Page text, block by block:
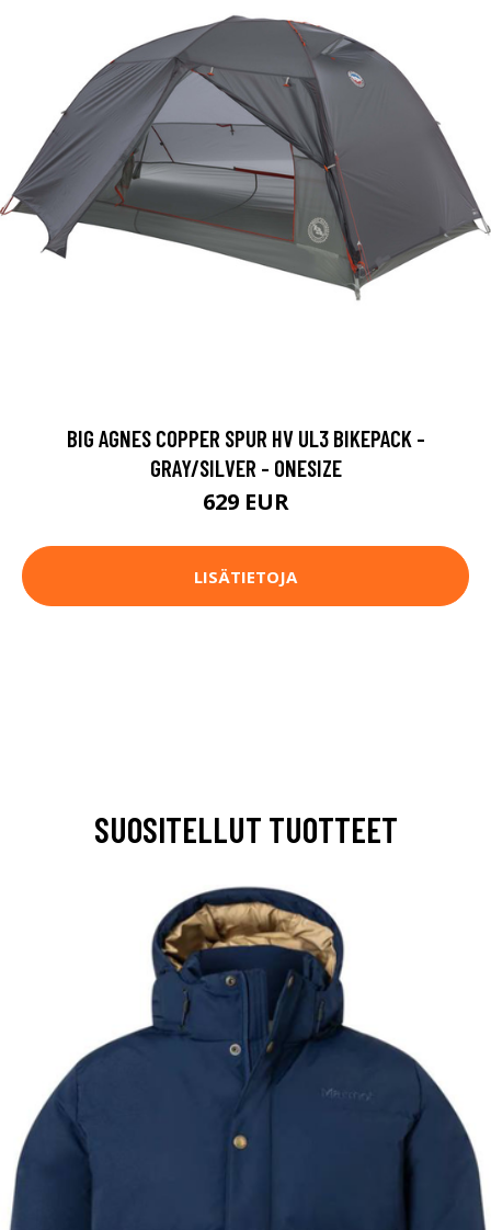
BIG AGNES COPPER SPUR HV UL3 BIKEPACK -
GRAY/SILVER - ONESIZE
629 EUR
LISÄTIETOJA
SUOSITELLUT TUOTTEET